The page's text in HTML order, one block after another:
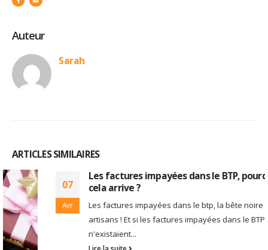
Auteur
Sarah
ARTICLES SIMILAIRES
07
Avr
Les factures impayées dans le BTP, pourquoi
cela arrive ?
Les factures impayées dans le btp, la bête noire des
artisans ! Et si les factures impayées dans le BTP,
n'existaient...